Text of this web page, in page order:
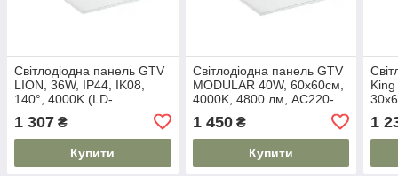
Світлодіодна панель GTV
LION, 36W, IP44, IK08,
140°, 4000K (LD-
1 307 ₴
Купити
Світлодіодна панель GTV
MODULAR 40W, 60x60см,
4000K, 4800 лм, AC220-
1 450₴
Купити
1